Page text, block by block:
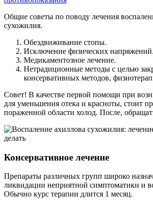
Общие советы по поводу лечения
сухожилия.
Обездвиживание стопы.
Исключение физических напряжений.
Медикаментозное лечение.
Нетрадиционные методы с целью
консервативных методов,
Совет! В качестве первой помощи при
для уменьшения отека и красноты, стоит
пораженной области холод. После,
Консервативное лечение
Препараты различных групп широко
ликвидации неприятной симптоматики и
Обычно курс терапии длится 1 месяц.